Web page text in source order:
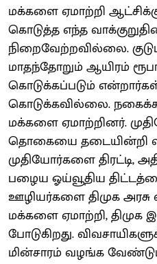
மக்களை ஏமாற்றி
கொடுத்த எந்த
நிறைவேற்றவில்லை.
மாதந்தோறும் ஆயிரம்
கொடுக்கப்படும்
கொடுக்கவில்லை.
மக்களை ஏமாற்றினர்.
தொகையை தடையின்றி
முதியோர்களை திரட்டி,
பழைய ஓய்வூதிய
ஊழியர்களை திமுக அரசு
மக்களை ஏமாற்றி, திமுக
போடுகிறது.
மின்சாரம் வழங்க